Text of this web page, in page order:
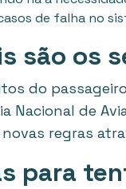
de falha no
são os
do
Nacional de
regras
para